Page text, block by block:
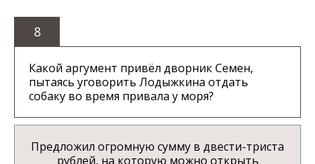
8
Какой аргумент привёл дворник Семен,
пытаясь уговорить Лодыжкина отдать
собаку во время привала у моря?
Предложил огромную сумму в двести-триста
рублей, на которую можно открыть